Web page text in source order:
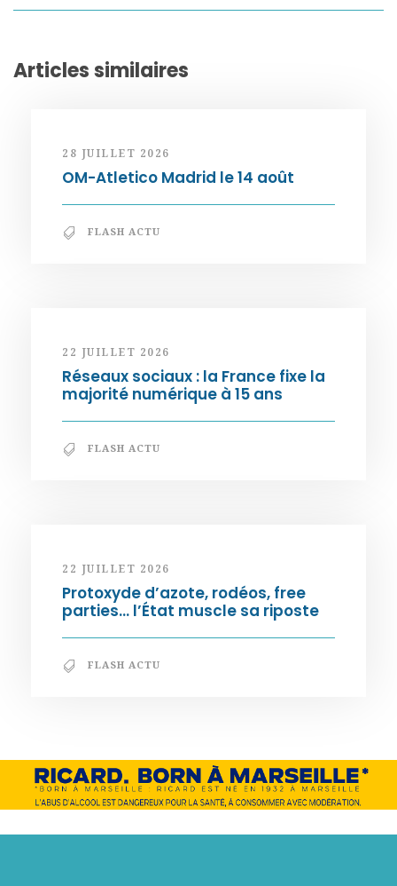
Articles similaires
28 JUILLET 2026
OM-Atletico Madrid le 14 août
FLASH ACTU
22 JUILLET 2026
Réseaux sociaux : la France fixe la
majorité numérique à 15 ans
FLASH ACTU
22 JUILLET 2026
Protoxyde d’azote, rodéos, free
parties… l’État muscle sa riposte
FLASH ACTU